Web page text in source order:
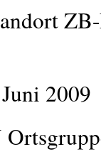
2009